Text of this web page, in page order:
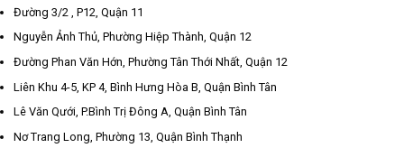
Đường 3/2 , P12, Quận 11
Nguyễn Ảnh Thủ, Phường Hiệp Thành, Quận 12
Đường Phan Văn Hớn, Phường Tân Thới Nhất, Quận 12
Liên Khu 4-5, KP 4, Bình Hưng Hòa B, Quận Bình Tân
Lê Văn Qưới, P.Bình Trị Đông A, Quận Bình Tân
Nơ Trang Long, Phường 13, Quận Bình Thạnh